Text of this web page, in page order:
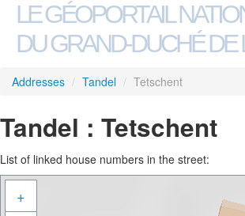
LE GÉOPORTAIL
DU GRAND-DUCHÉ
Addresses / Tandel / Tetschent
Tandel : Tetschent
List of linked house numbers in the street:
+